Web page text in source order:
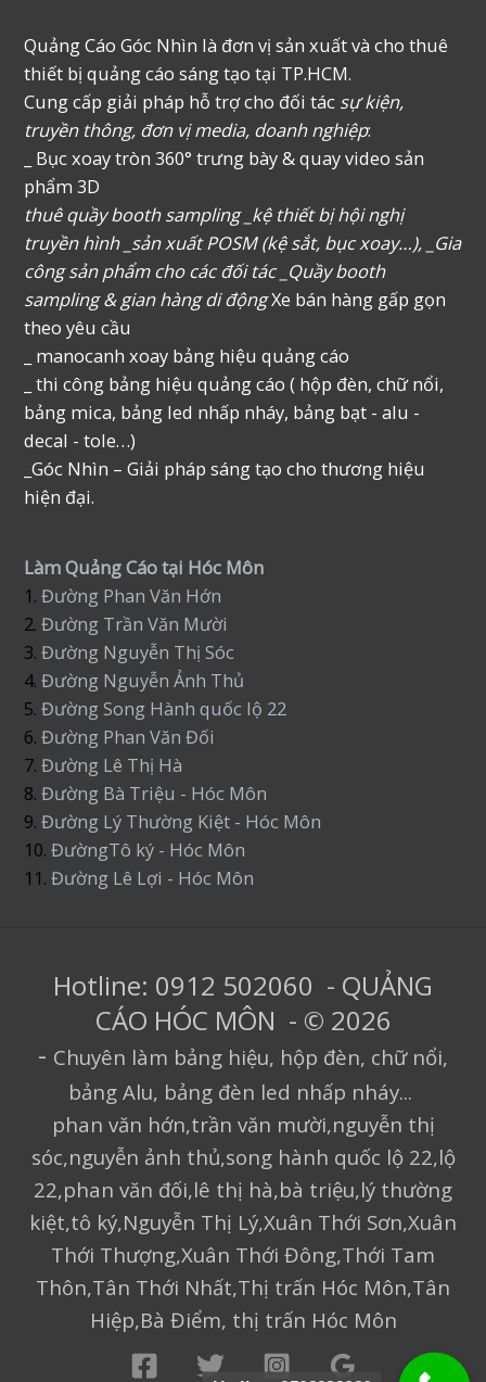
Quảng Cáo Góc Nhìn là đơn vị sản xuất và cho thuê
thiết bị quảng cáo sáng tạo tại TP.HCM.
Cung cấp giải pháp hỗ trợ cho đối tác sự kiện,
truyền thông, đơn vị media, doanh nghiệp:
_ Bục xoay tròn 360° trưng bày & quay video sản
phẩm 3D
thuê quầy booth sampling _kệ thiết bị hội nghị
truyền hình _sản xuất POSM (kệ sắt, bục xoay…), _Gia
công sản phẩm cho các đối tác _Quầy booth
sampling & gian hàng di độngXe bán hàng gấp gọn
theo yêu cầu
_ manocanh xoay bảng hiệu quảng cáo
_ thi công bảng hiệu quảng cáo ( hộp đèn, chữ nổi,
bảng mica, bảng led nhấp nháy, bảng bạt - alu -
decal - tole…)
_Góc Nhìn – Giải pháp sáng tạo cho thương hiệu
hiện đại.
Làm Quảng Cáo tại Hóc Môn
1.Đường Phan Văn Hớn
2.Đường Trần Văn Mười
3.Đường Nguyễn Thị Sóc
4. Đường Nguyễn Ảnh Thủ
5.Đường Song Hành quốc lộ 22
6.Đường Phan Văn Đối
7. Đường Lê Thị Hà
8.Đường Bà Triệu - Hóc Môn
9.Đường Lý Thường Kiệt - Hóc Môn
10.ĐườngTô ký - Hóc Môn
11.Đường Lê Lợi - Hóc Môn
Hotline: 0912 502060 - QUẢNG
CÁO HÓC MÔN - © 2026
- Chuyên làm bảng hiệu, hộp đèn, chữ nổi,
bảng Alu, bảng đèn led nhấp nháy...
phan văn hớn,trần văn mười,nguyễn thị
sóc,nguyễn ảnh thủ,song hành quốc lộ 22,lộ
22,phan văn đối,lê thị hà,bà triệu,lý thường
kiệt,tô ký,Nguyễn Thị Lý,Xuân Thới Sơn,Xuân
Thới Thượng,Xuân Thới Đông,Thới Tam
Thôn,Tân Thới Nhất,Thị trấn Hóc Môn,Tân
Hiệp,Bà Điểm, thị trấn Hóc Môn